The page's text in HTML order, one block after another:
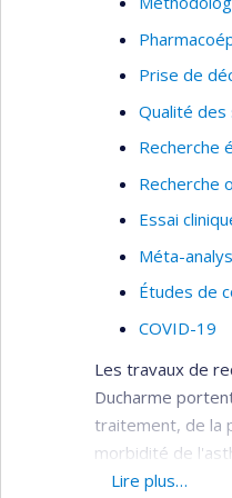
Prise de
Qualité des
Recherche
Recherche
Essai
Méta-
Études de
COVID-19
Les travaux de
Ducharme
traitement, de la
morbidité de
par le biais du
Lire plus…